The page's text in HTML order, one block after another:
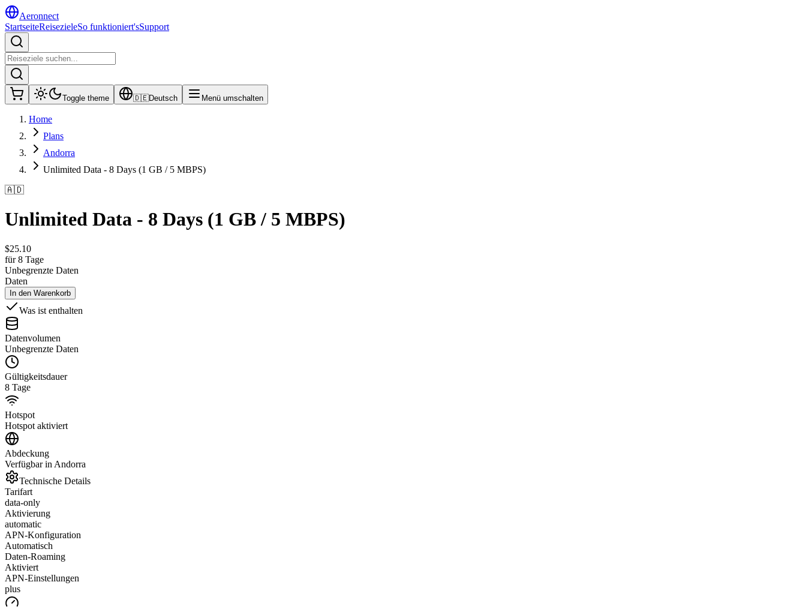
Aeronnect
StartseiteReisezieleSo funktioniert'sSupport
Toggle theme 🇩🇪Deutsch Menü umschalten
Home
Plans
Andorra
Unlimited Data - 8 Days (1 GB / 5 MBPS)
🇦🇩
Unlimited Data - 8 Days (1 GB / 5 MBPS)
$25.10
für 8 Tage
Unbegrenzte Daten
Daten
In den Warenkorb
Was ist enthalten
Datenvolumen
Unbegrenzte Daten
Gültigkeitsdauer
8 Tage
Hotspot
Hotspot aktiviert
Abdeckung
Verfügbar in Andorra
Technische Details
Tarifart
data-only
Aktivierung
automatic
APN-Konfiguration
Automatisch
Daten-Roaming
Aktiviert
APN-Einstellungen
plus